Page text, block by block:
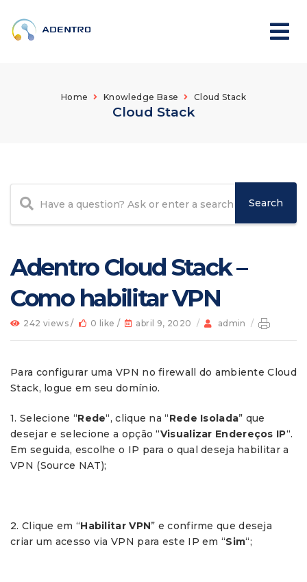
Home Knowledge Base Cloud Stack
Cloud Stack
Adentro Cloud Stack –
Como habilitar VPN
242 views / 0 like / abril 9, 2020 / admin /
Para configurar uma VPN no firewall do ambiente Cloud
Stack, logue em seu domínio.
1. Selecione “Rede“, clique na “Rede Isolada” que
desejar e selecione a opção “Visualizar Endereços IP“.
Em seguida, escolhe o IP para o qual deseja habilitar a
VPN (Source NAT);
2. Clique em “Habilitar VPN” e confirme que deseja
criar um acesso via VPN para este IP em “Sim“;